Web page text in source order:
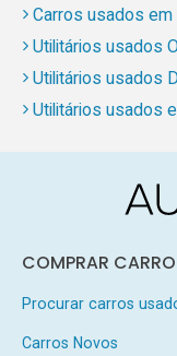
Carros usados em
Utilitários usados
Utilitários usados
Utilitários usados
COMPRAR CARRO
Procurar carros
Carros Novos